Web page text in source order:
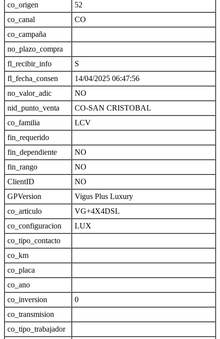
co_origen
52
co_canal
CO
co_campaña
no_plazo_compra
fl_recibir_info
S
fl_fecha_consen
14/04/2025 06:47:56
no_valor_adic
NO
nid_punto_venta
CO-SAN CRISTOBAL
co_familia
LCV
fin_requerido
fin_dependiente
NO
fin_rango
NO
ClientID
NO
GPVersion
Vigus Plus Luxury
co_articulo
VG+4X4DSL
co_configuracion
LUX
co_tipo_contacto
co_km
co_placa
co_ano
co_inversion
0
co_transmision
co_tipo_trabajador